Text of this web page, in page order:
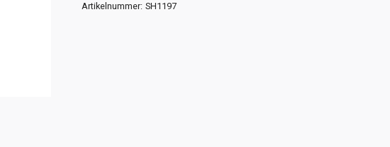
Artikelnummer: SH1197